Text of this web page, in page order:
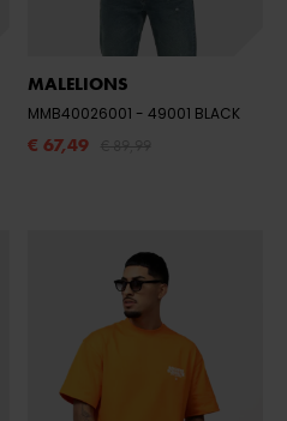
MALELIONS
MMB40026001 - 49001 BLACK
€ 67,49